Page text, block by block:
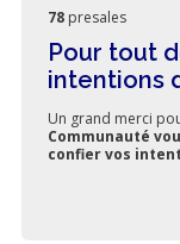
78 presales
Pour tout
intentions
Un grand merci
Communauté
confier vos